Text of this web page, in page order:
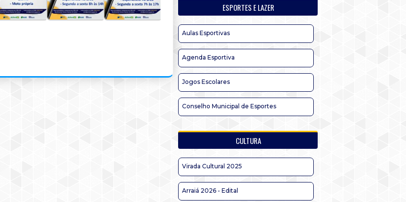
ESPORTES E LAZER
Aulas Esportivas
Agenda Esportiva
Jogos Escolares
Conselho Municipal de Esportes
CULTURA
Virada Cultural 2025
Arraiá 2026 - Edital